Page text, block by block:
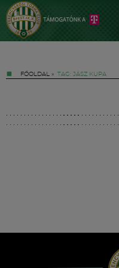
FŐOLDAL » TAG: JÁSZ KUPA
Hírek